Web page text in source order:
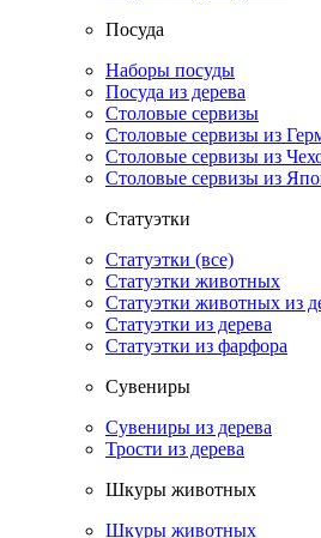
Посуда
Наборы посуды
Посуда из дерева
Столовые сервизы
Столовые сервизы из
Столовые сервизы из
Столовые сервизы из
Статуэтки
Статуэтки (все)
Статуэтки животных
Статуэтки животных из
Статуэтки из дерева
Статуэтки из фарфора
Сувениры
Сувениры из дерева
Трости из дерева
Шкуры животных
Шкуры животных